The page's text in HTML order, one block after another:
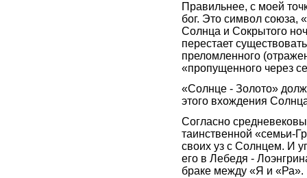
Правильнее, с моей
бог. Это символ союза,
Солнца и Сокрытого
перестает
преломленного
«пропущенного через
«Солнце - Золото»
этого вхождения
Согласно
таинственной «семьи-
своих уз с Солнцем. И
его в Лебедя -
браке между «Я и «Ра».